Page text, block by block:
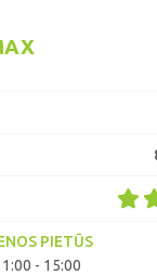
PIETŪS
- 15:00